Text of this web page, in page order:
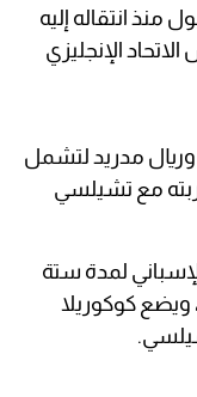
ليفربول منذ انتقاله إليه
الاتحاد الإنجليزي
وريال مدريد لتشمل
مع تشيلسي
لمدة ستة
مواسم، ليستمر عقده حتى يونيو 2032، ويضع كوكوريلا